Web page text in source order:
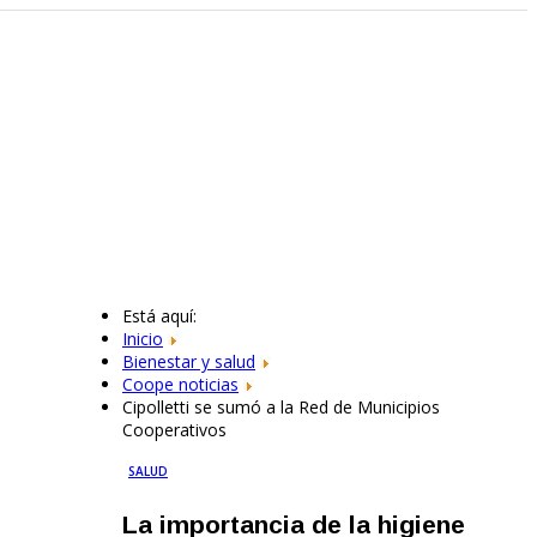
Está aquí:
Inicio
Bienestar y salud
Coope noticias
Cipolletti se sumó a la Red de Municipios
Cooperativos
SALUD
La importancia de la higiene